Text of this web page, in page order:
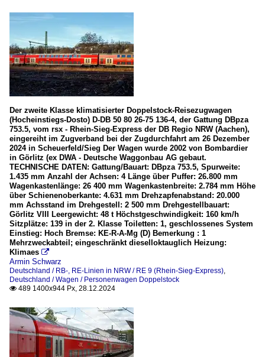
Der zweite Klasse klimatisierter Doppelstock-Reisezugwagen
(Hocheinstiegs-Dosto) D-DB 50 80 26-75 136-4, der Gattung DBpza
753.5, vom rsx - Rhein-Sieg-Express der DB Regio NRW (Aachen),
eingereiht im Zugverband bei der Zugdurchfahrt am 26 Dezember
2024 in Scheuerfeld/Sieg Der Wagen wurde 2002 von Bombardier
in Görlitz (ex DWA - Deutsche Waggonbau AG gebaut.
TECHNISCHE DATEN: Gattung/Bauart: DBpza 753.5, Spurweite:
1.435 mm Anzahl der Achsen: 4 Länge über Puffer: 26.800 mm
Wagenkastenlänge: 26 400 mm Wagenkastenbreite: 2.784 mm Höhe
über Schienenoberkante: 4.631 mm Drehzapfenabstand: 20.000
mm Achsstand im Drehgestell: 2 500 mm Drehgestellbauart:
Görlitz VIII Leergewicht: 48 t Höchstgeschwindigkeit: 160 km/h
Sitzplätze: 139 in der 2. Klasse Toiletten: 1, geschlossenes System
Einstieg: Hoch Bremse: KE-R-A-Mg (D) Bemerkung : 1
Mehrzweckabteil; eingeschränkt dieselloktauglich Heizung:
Klimaes 
Armin Schwarz
Deutschland / RB-, RE-Linien in NRW / RE 9 (Rhein-Sieg-Express)
Deutschland / Wagen / Personenwagen Doppelstock
 489 1400x944 Px, 28.12.2024